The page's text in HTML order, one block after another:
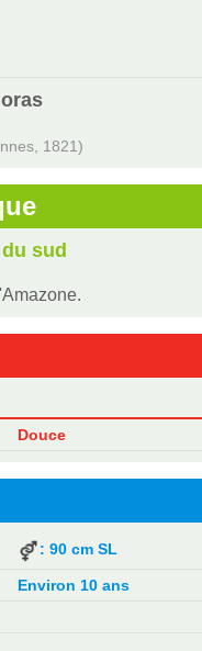
1821)
sud
Douce
: 90 cm SL
Environ 10 ans